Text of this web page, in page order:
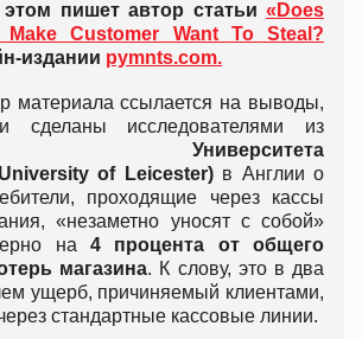
пишет автор статьи «Does
Make Customer Want To Steal?
издании pymnts.com.
материала ссылается на выводы,
сделаны исследователями из
Университета
University of Leicester)в Англии о
проходящие через кассы
«незаметно уносят с собой»
на 4 процента от общего
магазина. К слову, это в два
ущерб, причиняемый клиентами,
стандартные кассовые линии.